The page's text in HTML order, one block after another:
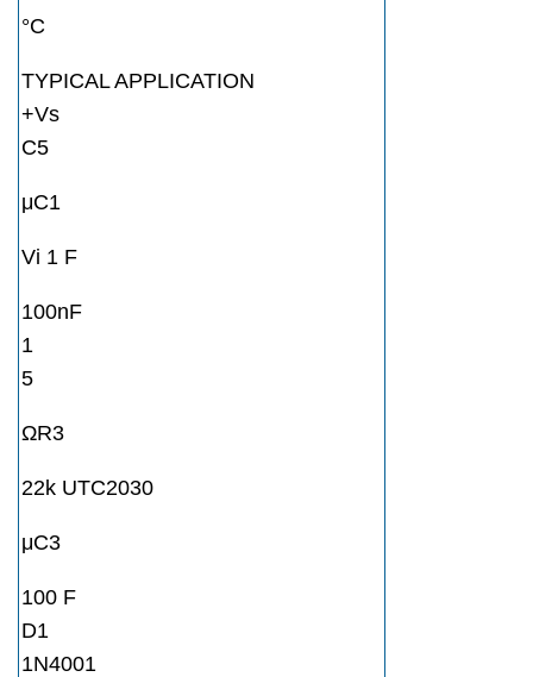
°C
TYPICAL APPLICATION
+Vs
C5
μC1
Vi 1 F
100nF
1
5
ΩR3
22k UTC2030
μC3
100 F
D1
1N4001